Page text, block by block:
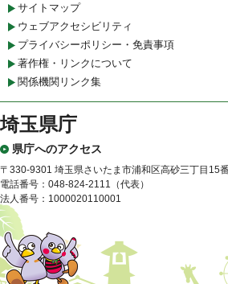
サイトマップ
ウェブアクセシビリティ
プライバシーポリシー・免責事項
著作権・リンクについて
関係機関リンク集
埼玉県庁
県庁へのアクセス
〒330-9301 埼玉県さいたま市浦和区高砂三丁目15
電話番号：048-824-2111（代表）
法人番号：1000020110001